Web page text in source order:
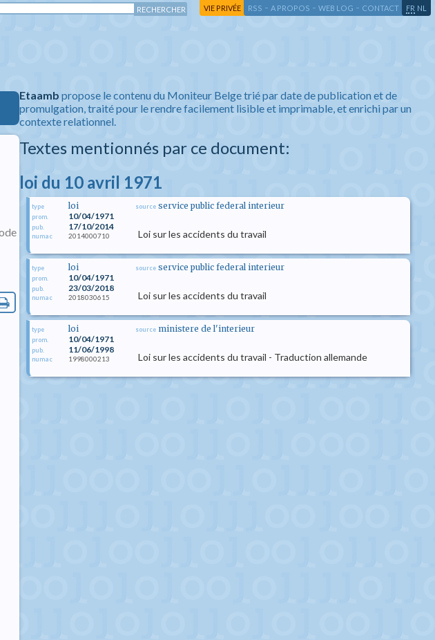
VIE PRIVÉE RSS - A PROPOS - WEB LOG - CONTACT FR NL
Etaamb propose le contenu du Moniteur Belge trié par date de publication et de
promulgation, traité pour le rendre facilement lisible et imprimable, et enrichi par un
contexte relationnel.
Textes mentionnés par ce document:
loi du 10 avril 1971
type loi
prom. 10/04/1971
pub. 17/10/2014
numac 2014000710
source service public federal interieur
Loi sur les accidents du travail
type loi
prom. 10/04/1971
pub. 23/03/2018
numac 2018030615
source service public federal interieur
Loi sur les accidents du travail
type loi
prom. 10/04/1971
pub. 11/06/1998
numac 1998000213
source ministere de l'interieur
Loi sur les accidents du travail - Traduction allemande